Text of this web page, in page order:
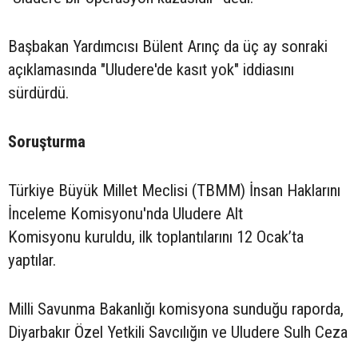
Başbakan Yardımcısı Bülent Arınç da üç ay sonraki
açıklamasında "Uludere'de kasıt yok" iddiasını
sürdürdü.
Soruşturma
Türkiye Büyük Millet Meclisi (TBMM) İnsan Haklarını
İnceleme Komisyonu'nda Uludere Alt
Komisyonu kuruldu, ilk toplantılarını 12 Ocak’ta
yaptılar.
Milli Savunma Bakanlığı komisyona sunduğu raporda,
Diyarbakır Özel Yetkili Savcılığın ve Uludere Sulh Ceza